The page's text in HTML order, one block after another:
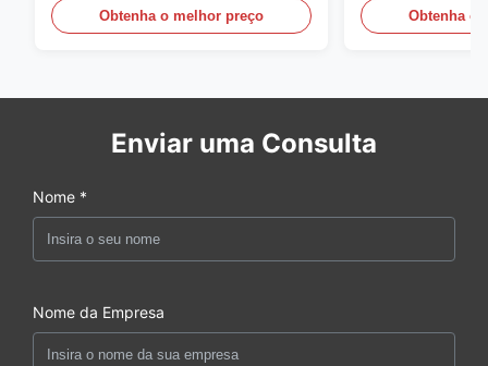
iluminação do diodo emissor de
luz
Obtenha o melhor preço
vitrinasObtenha o
Enviar uma Consulta
Nome *
Nome da Empresa